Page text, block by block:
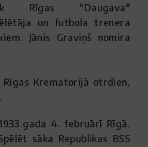
Rīgas "Daugava"
un futbola trenera
Jānis Graviņš nomira
Rīgas Krematorijā otrdien,
4. februārī Rīgā.
sāka Republikas BSS